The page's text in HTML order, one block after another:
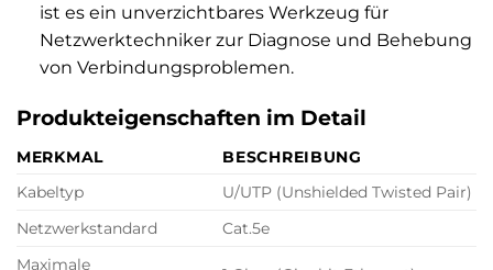
ist es ein unverzichtbares Werkzeug für
Netzwerktechniker zur Diagnose und Behebung
von Verbindungsproblemen.
Produkteigenschaften im Detail
MERKMAL
BESCHREIBUNG
Kabeltyp
U/UTP (Unshielded Twisted Pair)
Netzwerkstandard
Cat.5e
Maximale